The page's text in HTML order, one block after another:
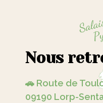
Nous
🚗 Route de
09190 Lorp-